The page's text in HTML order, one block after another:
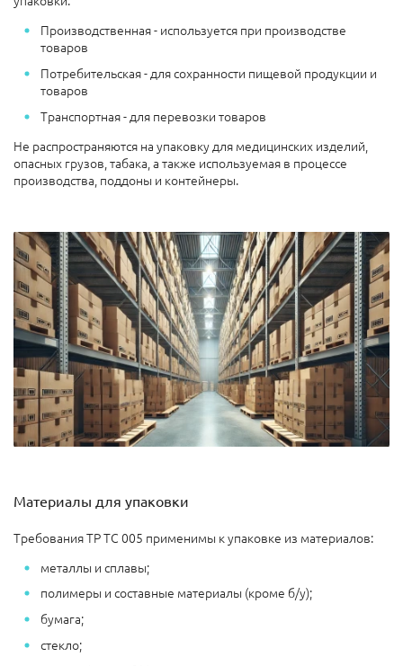
Производственная - используется при производстве
товаров
Потребительская - для сохранности пищевой продукции и
товаров
Транспортная - для перевозки товаров
Не распространяются на упаковку для медицинских изделий,
опасных грузов, табака, а также используемая в процессе
производства, поддоны и контейнеры.
Материалы для упаковки
Требования ТР ТС 005 применимы к упаковке из материалов:
металлы и сплавы;
полимеры и составные материалы (кроме б/у);
бумага;
стекло;